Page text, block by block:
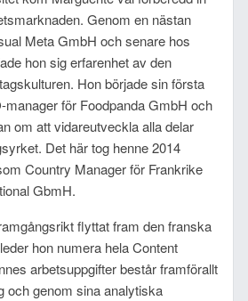
Genom en nästan
Meta GmbH och senare hos
hon sig erfarenhet av den
Hon började sin första
för Foodpanda GmbH och
om att vidareutveckla alla delar
Det här tog henne 2014
Country Manager för Frankrike
GbmH.
flyttat fram den franska
hon numera hela Content
arbetsuppgifter består framförallt
och genom sina analytiska